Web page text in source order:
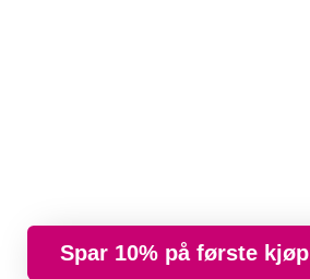
Spar 10% på første kjøp